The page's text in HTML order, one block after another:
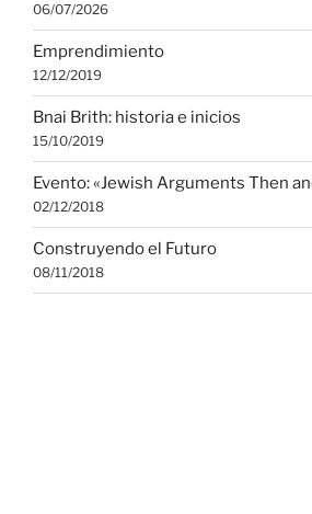
06/07/2026
Emprendimiento
12/12/2019
Bnai Brith: historia e inicios
15/10/2019
Evento: «Jewish Arguments Then
02/12/2018
Construyendo el Futuro
08/11/2018